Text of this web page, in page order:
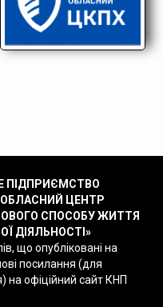
ПІДПРИЄМСТВО
ЦЕНТР
СПОСОБУ ЖИТТЯ
ДІЯЛЬНОСТІ»
що опубліковані на
посилання (для
на офіційний сайт КНП